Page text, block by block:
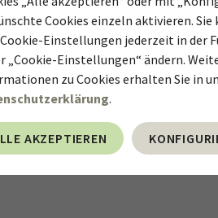
Cookies einzeln aktivieren. Sie
Einstellungen jederzeit in der
„Cookie-Einstellungen“ ändern.
zu Cookies erhalten Sie in
.
AKZEPTIEREN
schmerzstillend:
und Phospholipase A2), die für die
sind an der Entstehung von
Vitamin E